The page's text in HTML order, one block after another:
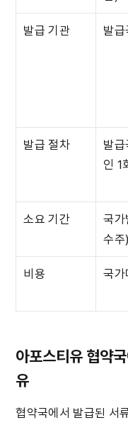
발급 기관 발
발급 절차
발
인 1
소요 기간
국
수주)
비용 국가
아포스티유 협약
유
협약국에서 발급된 서